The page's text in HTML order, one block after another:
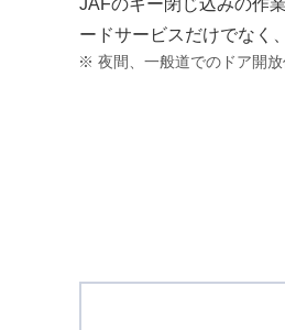
JAFのキー閉じ込みの作
ードサービスだけでなく
夜間、一般道でのドア開